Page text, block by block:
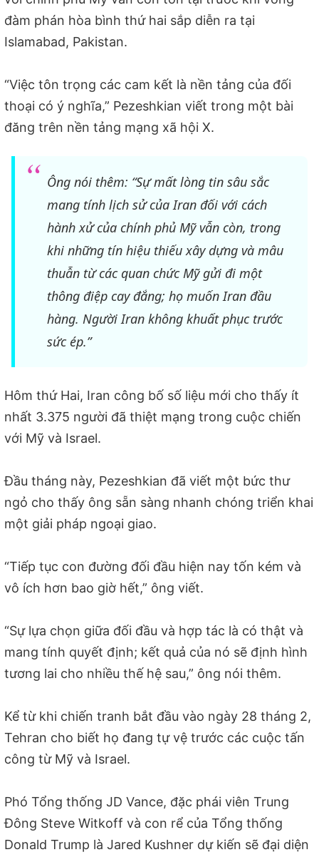
đàm phán hòa bình thứ hai sắp diễn ra tại
Islamabad, Pakistan.
“Việc tôn trọng các cam kết là nền tảng của đối
thoại có ý nghĩa,” Pezeshkian viết trong một bài
đăng trên nền tảng mạng xã hội X.
Ông nói thêm: “Sự mất lòng tin sâu sắc
mang tính lịch sử của Iran đối với cách
hành xử của chính phủ Mỹ vẫn còn, trong
khi những tín hiệu thiếu xây dựng và mâu
thuẫn từ các quan chức Mỹ gửi đi một
thông điệp cay đắng; họ muốn Iran đầu
hàng. Người Iran không khuất phục trước
sức ép.”
Hôm thứ Hai, Iran công bố số liệu mới cho thấy ít
nhất 3.375 người đã thiệt mạng trong cuộc chiến
với Mỹ và Israel.
Đầu tháng này, Pezeshkian đã viết một bức thư
ngỏ cho thấy ông sẵn sàng nhanh chóng triển khai
một giải pháp ngoại giao.
“Tiếp tục con đường đối đầu hiện nay tốn kém và
vô ích hơn bao giờ hết,” ông viết.
“Sự lựa chọn giữa đối đầu và hợp tác là có thật và
mang tính quyết định; kết quả của nó sẽ định hình
tương lai cho nhiều thế hệ sau,” ông nói thêm.
Kể từ khi chiến tranh bắt đầu vào ngày 28 tháng 2,
Tehran cho biết họ đang tự vệ trước các cuộc tấn
công từ Mỹ và Israel.
Phó Tổng thống JD Vance, đặc phái viên Trung
Đông Steve Witkoff và con rể của Tổng thống
Donald Trump là Jared Kushner dự kiến sẽ đại diện